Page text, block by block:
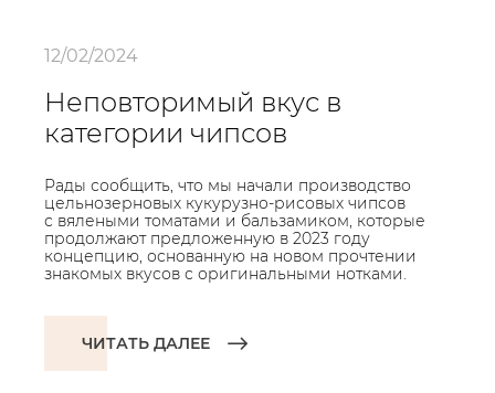
12/02/2024
Неповторимый вкус в
категории чипсов
Рады сообщить, что мы начали производство
цельнозерновых кукурузно-рисовых чипсов
с вялеными томатами и бальзамиком, которые
продолжают предложенную в 2023 году
концепцию, основанную на новом прочтении
знакомых вкусов с оригинальными нотками.
ЧИТАТЬ ДАЛЕЕ